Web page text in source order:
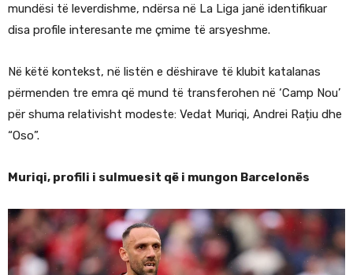
mundësi të leverdishme, ndërsa në La Liga janë identifikuar
disa profile interesante me çmime të arsyeshme.
Në këtë kontekst, në listën e dëshirave të klubit katalanas
përmenden tre emra që mund të transferohen në ‘Camp Nou’
për shuma relativisht modeste: Vedat Muriqi, Andrei Rațiu dhe
“Oso”.
Muriqi, profili i sulmuesit që i mungon Barcelonës